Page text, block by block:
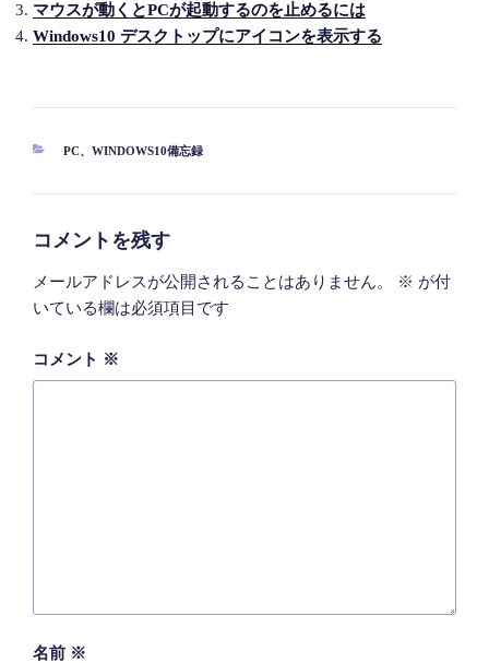
マウスが動くとPCが起動するのを止めるには
Windows10 デスクトップにアイコンを表示する
カ
PC、 WINDOWS10備忘録
コメントを残す
メールアドレスが公開されることはありません。 ※ が付
いている欄は必須項目です
コメント ※
名前 ※